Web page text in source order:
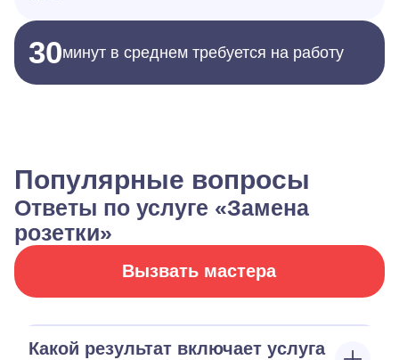
30минут в среднем требуется на работу
Популярные вопросы
Ответы по услуге «Замена
розетки»
Вызвать мастера
Какой результат включает услуга